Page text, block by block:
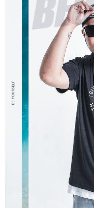
易，需依本服務之必要範圍內
權轉讓予恩沛科技股份有限公
２．關於個人資料處理事宜，
https://aftee.tw/terms/#terms3
３．未成年的使用者請事先徵
「AFTEE先享後付」，若未經
４．使用「AFTEE先享後付」
時審查核予不同之上限額度；
請求用戶進行身份認證。
５．嚴禁一人註冊多個帳號或
恩沛科技股份有限公司將有權